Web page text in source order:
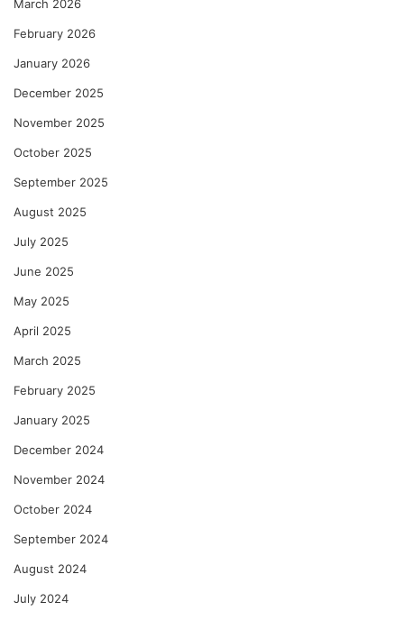
March 2026
February 2026
January 2026
December 2025
November 2025
October 2025
September 2025
August 2025
July 2025
June 2025
May 2025
April 2025
March 2025
February 2025
January 2025
December 2024
November 2024
October 2024
September 2024
August 2024
July 2024